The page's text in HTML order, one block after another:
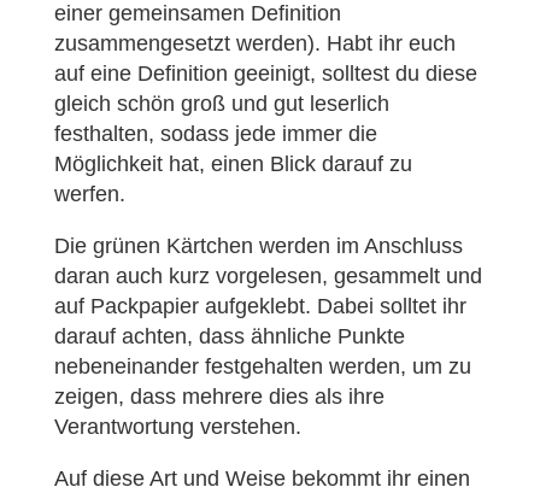
einer gemeinsamen Definition
zusammengesetzt werden). Habt ihr euch
auf eine Definition geeinigt, solltest du diese
gleich schön groß und gut leserlich
festhalten, sodass jede immer die
Möglichkeit hat, einen Blick darauf zu
werfen.
Die grünen Kärtchen werden im Anschluss
daran auch kurz vorgelesen, gesammelt und
auf Packpapier aufgeklebt. Dabei solltet ihr
darauf achten, dass ähnliche Punkte
nebeneinander festgehalten werden, um zu
zeigen, dass mehrere dies als ihre
Verantwortung verstehen.
Auf diese Art und Weise bekommt ihr einen